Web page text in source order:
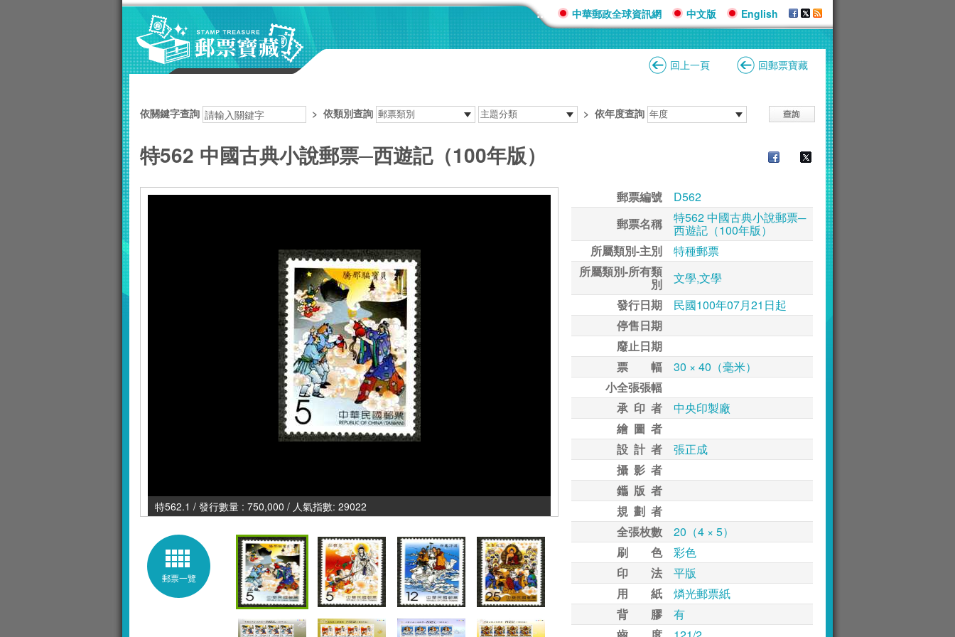
::: 中華郵政全球資訊網 中文版 English
回上一頁 回郵票寶藏
依關鍵字查詢 > 依類別查詢 > 依年度查詢
特562 中國古典小說郵票─西遊記（100年版）
特562.1 / 發行數量 : 750,000 / 人氣指數: 29022
郵票一覽
郵票編號
D562
郵票名稱
特562 中國古典小說郵票─
西遊記（100年版）
所屬類別-主別
特種郵票
所屬類別-所有類
別
文學,文學
發行日期
民國100年07月21日起
停售日期
廢止日期
票 幅
30 × 40（毫米）
小全張張幅
承 印 者
中央印製廠
繪 圖 者
設 計 者
張正成
攝 影 者
鑴 版 者
規 劃 者
全張枚數
20（4 × 5）
刷 色
彩色
印 法
平版
用 紙
燐光郵票紙
背 膠
有